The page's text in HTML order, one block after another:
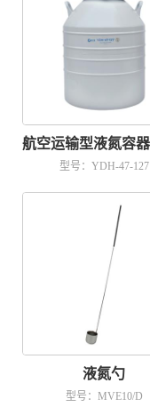
型号：YDH-47-127
液氮勺
型号：MVE10/D